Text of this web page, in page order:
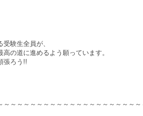
験生全員が、
の道に進めるよう願っています。
張ろう!!
～～～～～～～～～～～～～～～～～～～～～